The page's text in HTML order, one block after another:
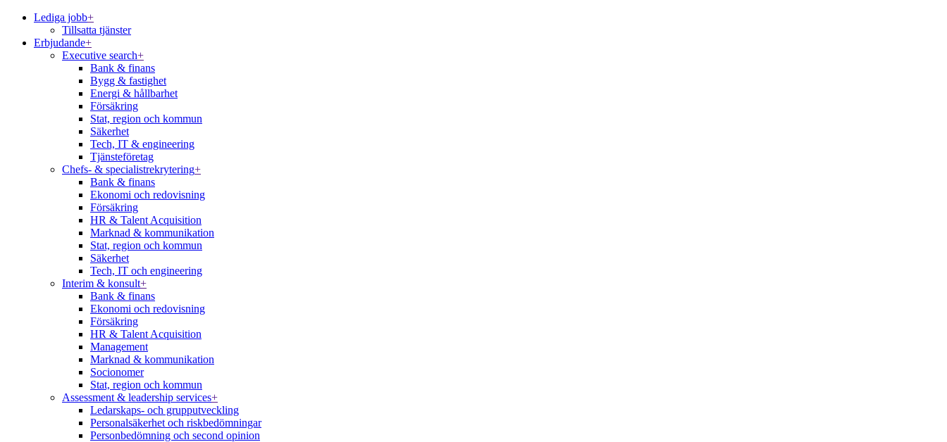
Lediga jobb+
Tillsatta tjänster
Erbjudande+
Executive search+
Bank & finans
Bygg & fastighet
Energi & hållbarhet
Försäkring
Stat, region och kommun
Säkerhet
Tech, IT & engineering
Tjänsteföretag
Chefs- & specialistrekrytering+
Bank & finans
Ekonomi och redovisning
Försäkring
HR & Talent Acquisition
Marknad & kommunikation
Stat, region och kommun
Säkerhet
Tech, IT och engineering
Interim & konsult+
Bank & finans
Ekonomi och redovisning
Försäkring
HR & Talent Acquisition
Management
Marknad & kommunikation
Socionomer
Stat, region och kommun
Assessment & leadership services+
Ledarskaps- och grupputveckling
Personalsäkerhet och riskbedömningar
Personbedömning och second opinion